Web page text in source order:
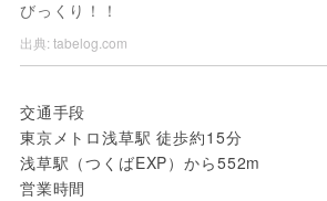
びっくり！！
出典: tabelog.com
交通手段
東京メトロ浅草駅 徒歩約15分
浅草駅（つくばEXP）から552m
営業時間